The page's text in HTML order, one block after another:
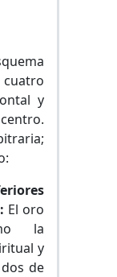
y
El oro
la
y
de